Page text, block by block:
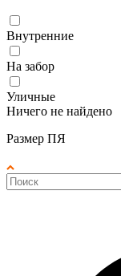
Внутренние
На забор
Уличные
Ничего не найдено
Размер ПЯ